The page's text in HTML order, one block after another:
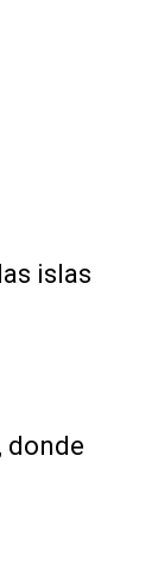
islas
, donde